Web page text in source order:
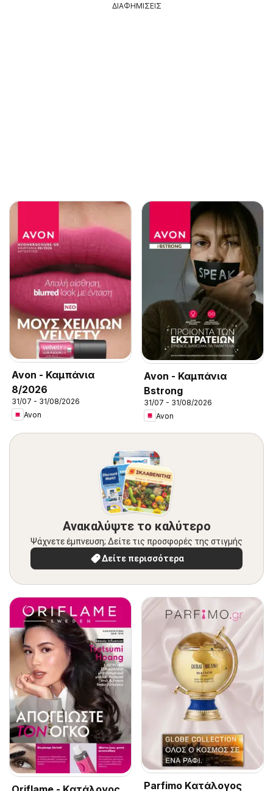
ΔΙΑΦΗΜΙΣΕΙΣ
Avon - Καμπάνια
8/2026
31/07 - 31/08/2026
Avon
Avon - Καμπάνια
Bstrong
31/07 - 31/08/2026
Avon
Ανακαλύψτε το καλύτερο
Ψάχνετε έμπνευση; Δείτε τις προσφορές της στιγμής
Δείτε περισσότερα
Parfimo Kατάλογος